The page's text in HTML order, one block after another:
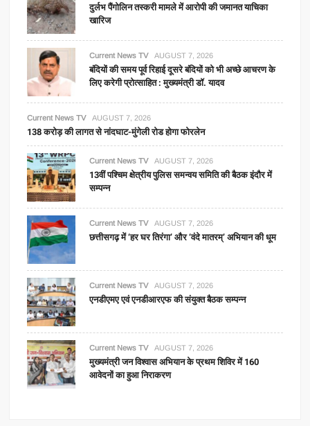
दुर्लभ पैंगोलिन तस्करी मामले में आरोपी की जमानत याचिका
खारिज
Current News TV AUGUST 7, 2026
बंदियों की समय पूर्व रिहाई दूसरे बंदियों को भी अच्छे आचरण के
लिए करेगी प्रोत्साहित : मुख्यमंत्री डॉ. यादव
Current News TV AUGUST 7, 2026
138 करोड़ की लागत से नांदघाट-मुंगेली रोड होगा फोरलेन
Current News TV AUGUST 7, 2026
13वीं पश्चिम क्षेत्रीय पुलिस समन्वय समिति की बैठक इंदौर में
सम्पन्न
Current News TV AUGUST 7, 2026
छत्तीसगढ़ में ‘हर घर तिरंगा’ और ‘वंदे मातरम्’ अभियान की धूम
Current News TV AUGUST 7, 2026
एनडीएमए एवं एनडीआरएफ की संयुक्त बैठक सम्पन्न
Current News TV AUGUST 7, 2026
मुख्यमंत्री जन विश्वास अभियान के प्रथम शिविर में 160
आवेदनों का हुआ निराकरण